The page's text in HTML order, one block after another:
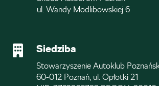
ul. Wandy Modlibowskiej 6
Siedziba
Stowarzyszenie Autoklub
60-012 Poznań, ul. Opłotki 21